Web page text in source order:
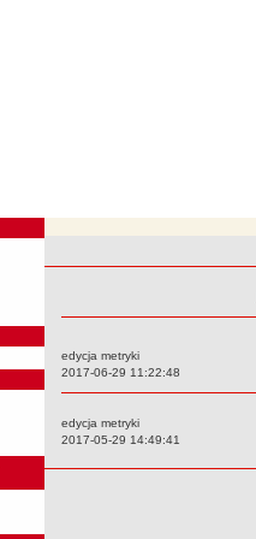
edycja metryki
Data:
2017-06-29 11:22:48
edycja metryki
Data:
2017-05-29 14:49:41